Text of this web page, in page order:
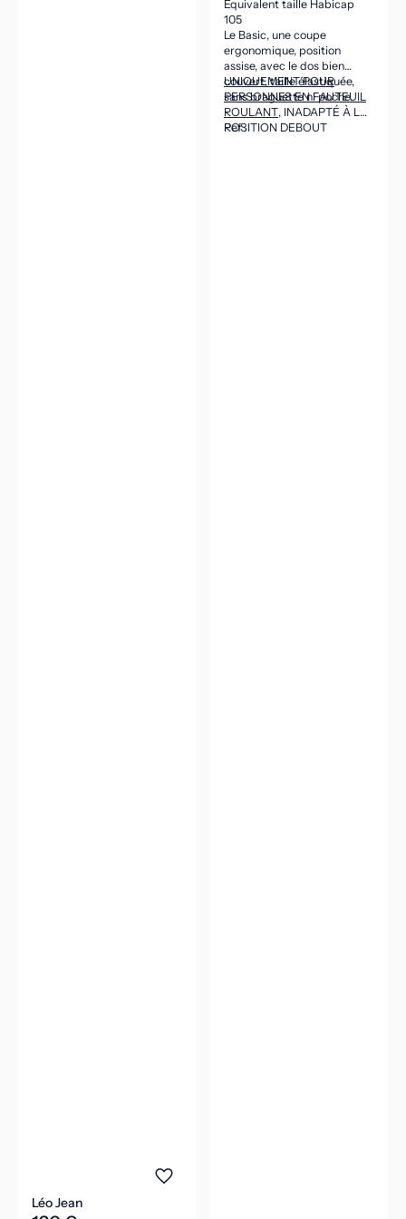
Léo Jean
Équivalent taille Habicap
105
Le Basic, une coupe
ergonomique, position
assise, avec le dos bien
couvert, taille élastiquée,
sans braguette ni poche.
UNIQUEMENT POUR
PERSONNES EN FAUTEUIL
ROULANT, INADAPTÉ À LA
POSITION DEBOUT
Ref :